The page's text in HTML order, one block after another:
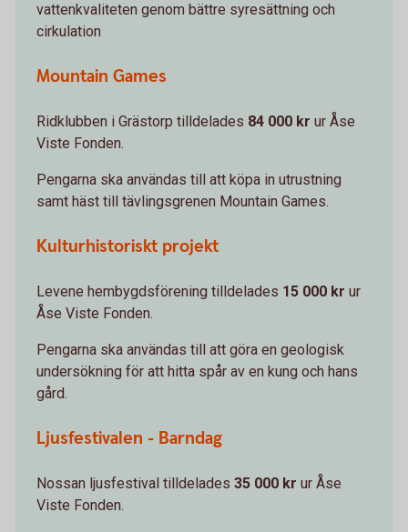
vattenkvaliteten genom bättre syresättning och
cirkulation
Mountain Games
Ridklubben i Grästorp tilldelades 84 000 kr ur Åse
Viste Fonden.
Pengarna ska användas till att köpa in utrustning
samt häst till tävlingsgrenen Mountain Games.
Kulturhistoriskt projekt
Levene hembygdsförening tilldelades 15 000 kr ur
Åse Viste Fonden.
Pengarna ska användas till att göra en geologisk
undersökning för att hitta spår av en kung och hans
gård.
Ljusfestivalen - Barndag
Nossan ljusfestival tilldelades 35 000 kr ur Åse
Viste Fonden.